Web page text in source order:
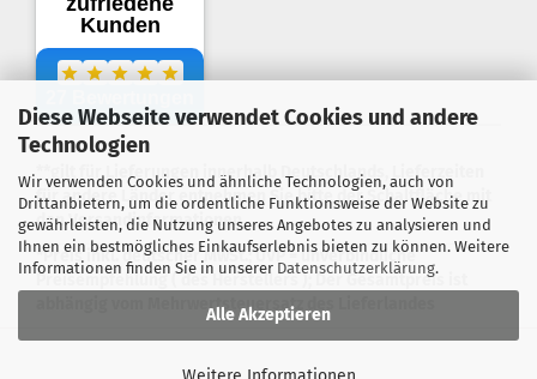
Diese Webseite verwendet Cookies und andere
Technologien
Wir verwenden Cookies und ähnliche Technologien, auch von
Drittanbietern, um die ordentliche Funktionsweise der Website zu
gewährleisten, die Nutzung unseres Angebotes zu analysieren und
Ihnen ein bestmögliches Einkaufserlebnis bieten zu können. Weitere
Informationen finden Sie in unserer Datenschutzerklärung.
Alle Akzeptieren
.
**gilt für Lieferungen innerhalb Deutschlands, Lieferzeiten
für andere Länder entnehmen Sie bitte der Schaltfläche mit
den Versandinformationen
*Preis inkl. deutscher MwSt.; UVP = unverbindliche
Preisempfehlung ( des Herstellers ); Der Gesamtpreis ist
abhängig vom Mehrwertsteuersatz des Lieferlandes